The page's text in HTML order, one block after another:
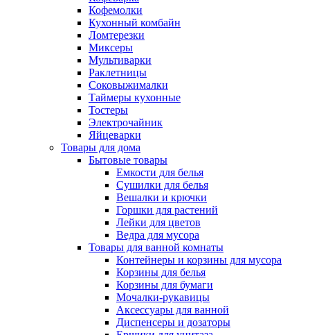
Кофемолки
Кухонный комбайн
Ломтерезки
Миксеры
Мультиварки
Раклетницы
Соковыжималки
Таймеры кухонные
Тостеры
Электрочайник
Яйцеварки
Товары для дома
Бытовые товары
Емкости для белья
Сушилки для белья
Вешалки и крючки
Горшки для растений
Лейки для цветов
Ведра для мусора
Товары для ванной комнаты
Контейнеры и корзины для мусора
Корзины для белья
Корзины для бумаги
Мочалки-рукавицы
Аксессуары для ванной
Диспенсеры и дозаторы